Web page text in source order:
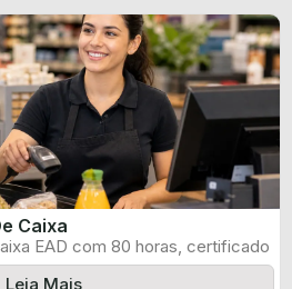
Caixa
EAD com 80 horas, certificado
Leia Mais